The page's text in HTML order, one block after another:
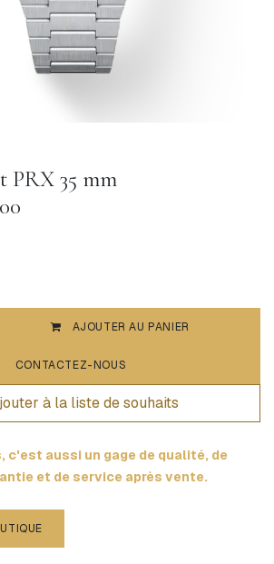
PRX 35 mm
AJOUTER AU PANIER
CONTACTEZ-NOUS
à la liste de souhaits
c'est aussi un gage de qualité, de
et de service après vente.